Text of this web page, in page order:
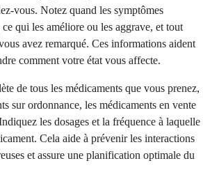
vous. Notez quand les symptômes
qui les améliore ou les aggrave, et tout
avez remarqué. Ces informations aident
comment votre état vous affecte.
de tous les médicaments que vous prenez,
sur ordonnance, les médicaments en vente
les dosages et la fréquence à laquelle
Cela aide à prévenir les interactions
et assure une planification optimale du